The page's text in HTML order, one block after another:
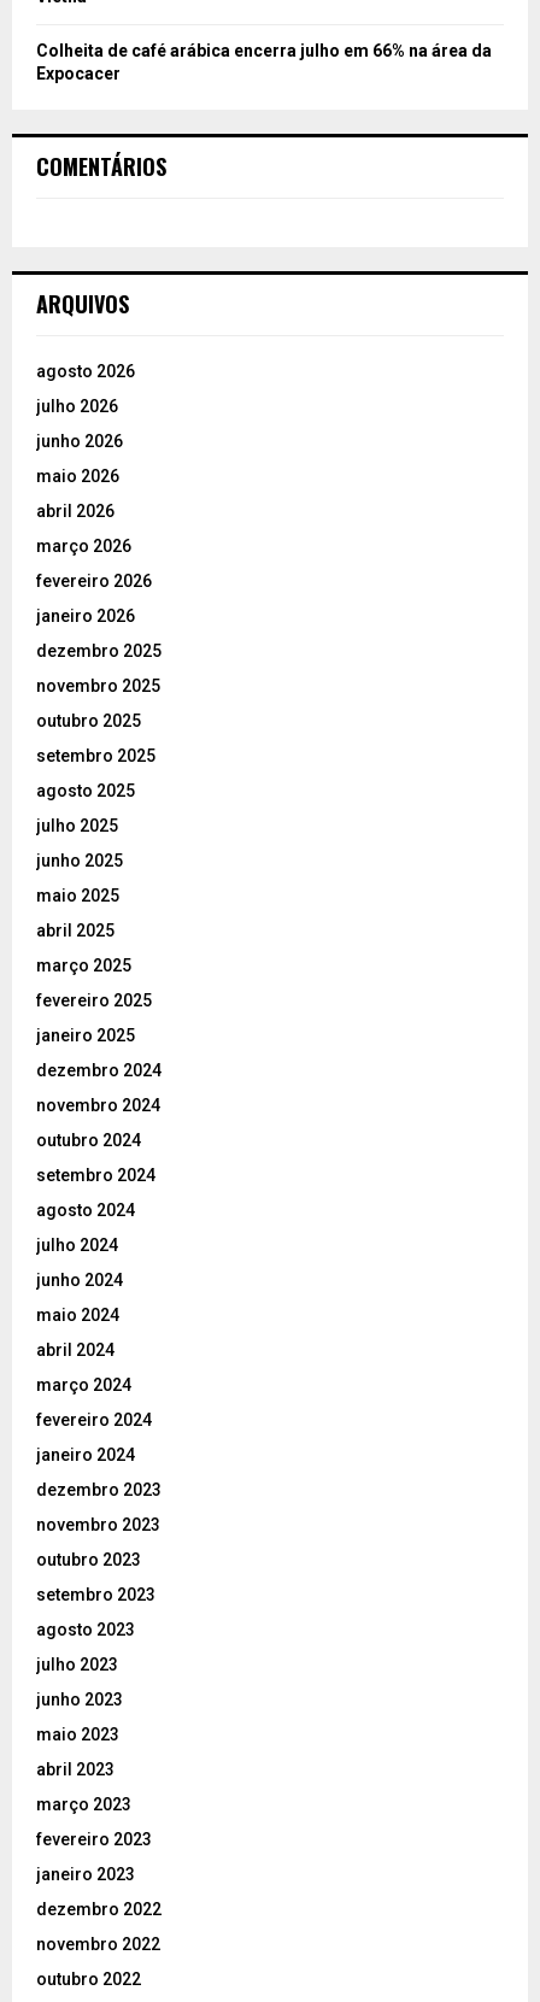
Colheita de café arábica encerra julho em 66% na área da
Expocacer
COMENTÁRIOS
ARQUIVOS
agosto 2026
julho 2026
junho 2026
maio 2026
abril 2026
março 2026
fevereiro 2026
janeiro 2026
dezembro 2025
novembro 2025
outubro 2025
setembro 2025
agosto 2025
julho 2025
junho 2025
maio 2025
abril 2025
março 2025
fevereiro 2025
janeiro 2025
dezembro 2024
novembro 2024
outubro 2024
setembro 2024
agosto 2024
julho 2024
junho 2024
maio 2024
abril 2024
março 2024
fevereiro 2024
janeiro 2024
dezembro 2023
novembro 2023
outubro 2023
setembro 2023
agosto 2023
julho 2023
junho 2023
maio 2023
abril 2023
março 2023
fevereiro 2023
janeiro 2023
dezembro 2022
novembro 2022
outubro 2022